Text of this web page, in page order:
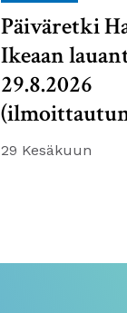
Päiväretki
Ikeaan
29.8.2026
29 Kesäkuun